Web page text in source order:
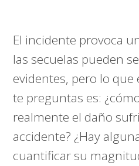
El incidente provoca
las secuelas pueden
evidentes, pero lo
te preguntas es:
realmente el daño
accidente? ¿Hay
cuantificar su